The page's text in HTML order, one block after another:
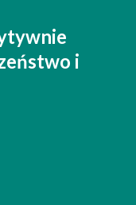
jest
firmy?